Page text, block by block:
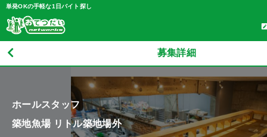
単発OKの手軽な1日バイト探し
募集詳細
ホールスタッフ
築地魚場 リトル築地場外